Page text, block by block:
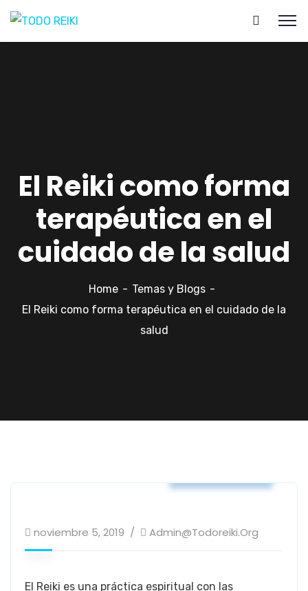
El Reiki como forma
terapéutica en el
cuidado de la salud
Home
Temas y Blogs
El Reiki como forma terapéutica en el cuidado de la
salud
noviembre 5, 2019 Admin@todoreiki.org
El Reiki es una práctica espiritual con las